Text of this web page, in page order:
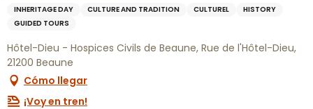
INHERITAGE DAY CULTURE AND TRADITION CULTUREL
HISTORY
GUIDED TOURS
Hôtel-Dieu - Hospices Civils de Beaune, Rue de l'Hôtel-Dieu,
21200 Beaune
Cómo llegar
¡Voy en tren!